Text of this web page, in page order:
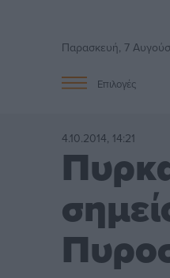
Παρασκευή, 7
Επιλογές
4.10.2014, 14:21